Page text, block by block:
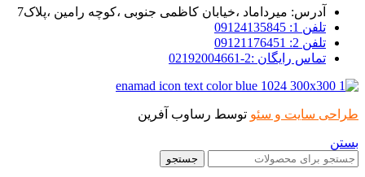
آدرس: میرداماد ،خیابان کاظمی جنوبی ،کوچه رامین ،پلاک7
تلفن 1: 09124135845
تلفن 2: 09121176451
تماس رایگان :2-02192004661
طراحی سایت و سئو توسط رساوب آفرین
بستن
جستجو